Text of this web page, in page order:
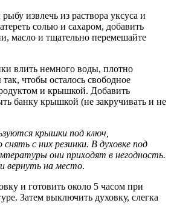
извлечь из раствора уксуса и
солью и сахаром, добавить
масло и тщательно перемешайте
влить немного воды, плотно
чтобы осталось свободное
и крышкой. Добавить
банку крышкой (не закручивать и не
крышки под ключ,
с них резинки. В духовке под
они приходят в негодность.
вернуть на место.
и готовить около 5 часом при
Затем выключить духовку, слегка